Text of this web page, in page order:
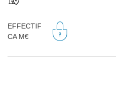
EFFECTIF
CA M€